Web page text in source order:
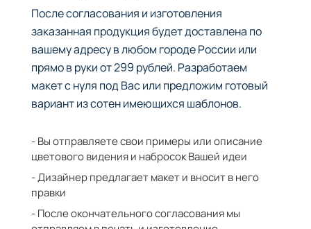
После согласования и изготовления
заказанная продукция будет доставлена по
вашему адресу в любом городе России или
прямо в руки от 299 рублей. Разработаем
макет с нуля под Вас или предложим готовый
вариант из сотен имеющихся шаблонов.
- Вы отправляете свои примеры или описание
цветового видения и набросок Вашей идеи
- Дизайнер предлагает макет и вносит в него
правки
- После окончательного согласования мы